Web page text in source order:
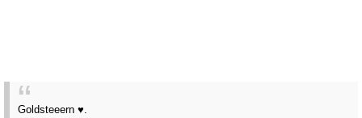
Goldsteeern ♥.